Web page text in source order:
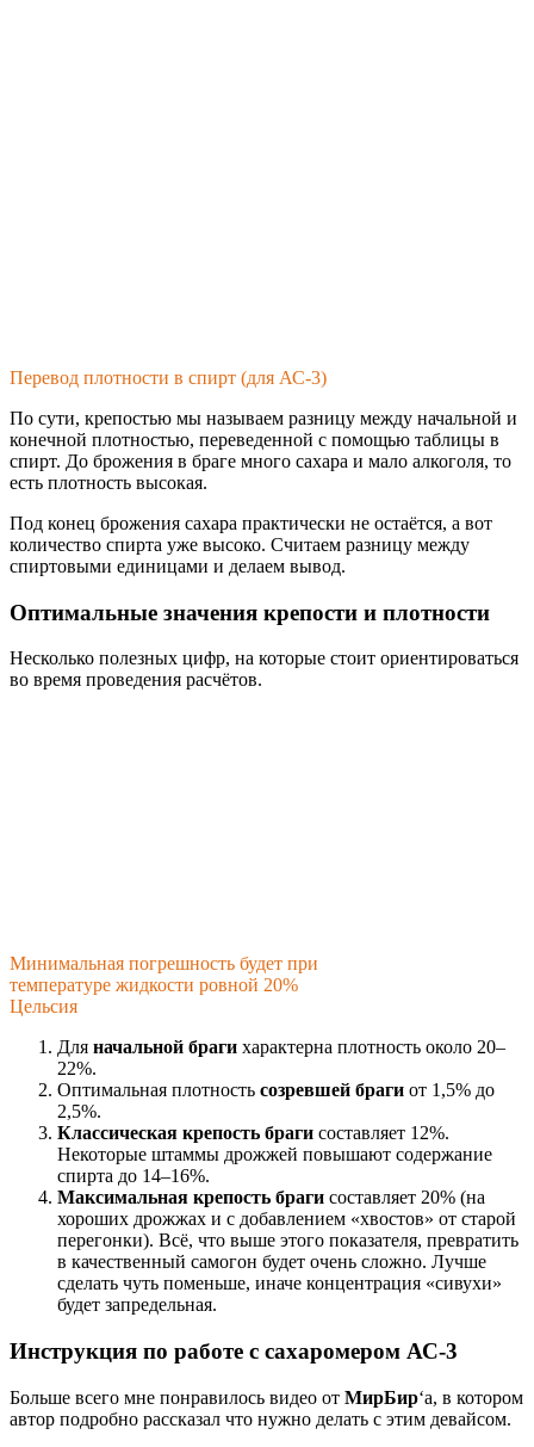
Перевод плотности в спирт (для АС-3)
По сути, крепостью мы называем разницу между начальной и
конечной плотностью, переведенной с помощью таблицы в
спирт. До брожения в браге много сахара и мало алкоголя, то
есть плотность высокая.
Под конец брожения сахара практически не остаётся, а вот
количество спирта уже высоко. Считаем разницу между
спиртовыми единицами и делаем вывод.
Оптимальные значения крепости и плотности
Несколько полезных цифр, на которые стоит ориентироваться
во время проведения расчётов.
Минимальная погрешность будет при
температуре жидкости ровной 20%
Цельсия
Для начальной браги характерна плотность около 20–
22%.
Оптимальная плотность созревшей браги от 1,5% до
2,5%.
Классическая крепость браги составляет 12%.
Некоторые штаммы дрожжей повышают содержание
спирта до 14–16%.
Максимальная крепость браги составляет 20% (на
хороших дрожжах и с добавлением «хвостов» от старой
перегонки). Всё, что выше этого показателя, превратить
в качественный самогон будет очень сложно. Лучше
сделать чуть поменьше, иначе концентрация «сивухи»
будет запредельная.
Инструкция по работе с сахаромером АС-3
Больше всего мне понравилось видео от МирБир‘а, в котором
автор подробно рассказал что нужно делать с этим девайсом.